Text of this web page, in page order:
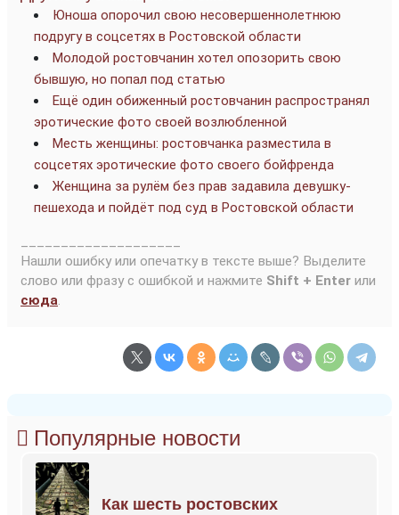
Юноша опорочил свою несовершеннолетнюю
подругу в соцсетях в Ростовской области
Молодой ростовчанин хотел опозорить свою
бывшую, но попал под статью
Ещё один обиженный ростовчанин распространял
эротические фото своей возлюбленной
Месть женщины: ростовчанка разместила в
соцсетях эротические фото своего бойфренда
Женщина за рулём без прав задавила девушку-
пешехода и пойдёт под суд в Ростовской области
Нашли ошибку или опечатку в тексте выше? Выделите
слово или фразу с ошибкой и нажмите Shift + Enter или
сюда.
Популярные новости
Как шесть ростовских